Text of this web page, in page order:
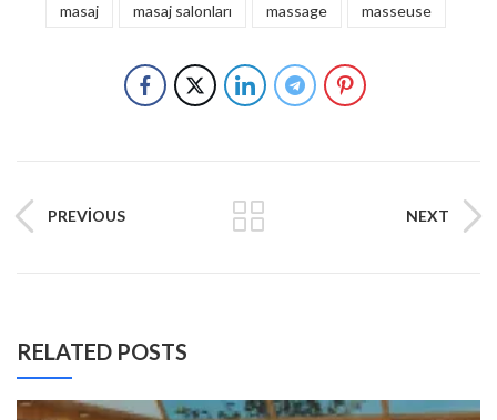
masaj masaj salonları massage masseuse
PREVIOUS NEXT
RELATED POSTS